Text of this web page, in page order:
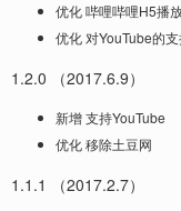
优化 哔哩哔哩H5播
优化 对YouTube的
1.2.0 （2017.6.9）
新增 支持YouTube
优化 移除土豆网
1.1.1 （2017.2.7）